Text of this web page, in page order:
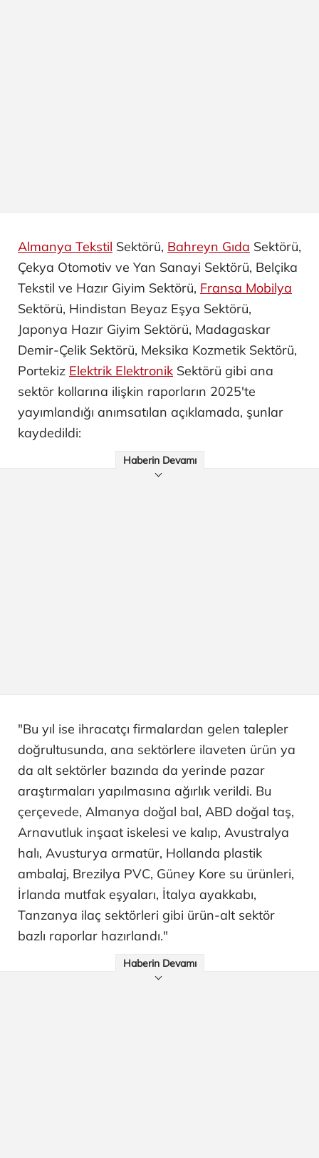
Almanya Tekstil Sektörü, Bahreyn Gıda Sektörü,
Çekya Otomotiv ve Yan Sanayi ​Sektörü, Belçika
Tekstil ve Hazır Giyim Sektörü, Fransa Mobilya
Sektörü, Hindistan Beyaz Eşya Sektörü,
Japonya Hazır Giyim Sektörü, Madagaskar
Demir-Çelik Sektörü, Meksika Kozmetik Sektörü,
Portekiz Elektrik Elektronik Sektörü gibi ana
sektör kollarına ilişkin raporların 2025'te
yayımlandığı anımsatılan açıklamada, şunlar
kaydedildi:
Haberin Devamı
"Bu yıl ise ihracatçı firmalardan gelen talepler
doğrultusunda, ana sektörlere ilaveten ürün ya
da alt sektörler bazında da yerinde pazar
araştırmaları yapılmasına ağırlık verildi. Bu
çerçevede, Almanya doğal bal, ABD doğal taş,
Arnavutluk inşaat iskelesi ve kalıp, Avustralya
halı, Avusturya armatür, Hollanda plastik
ambalaj, Brezilya PVC, Güney Kore su ürünleri,
İrlanda mutfak eşyaları, İtalya ayakkabı,
Tanzanya ilaç sektörleri gibi ürün-alt sektör
bazlı raporlar hazırlandı."
Haberin Devamı